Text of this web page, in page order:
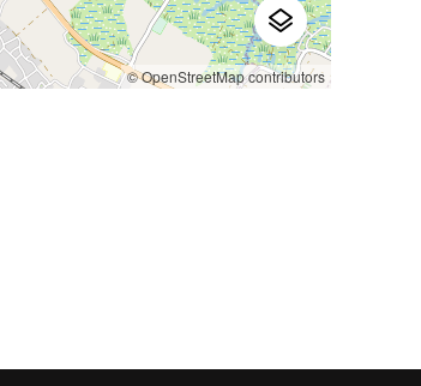
© OpenStreetMap contributors